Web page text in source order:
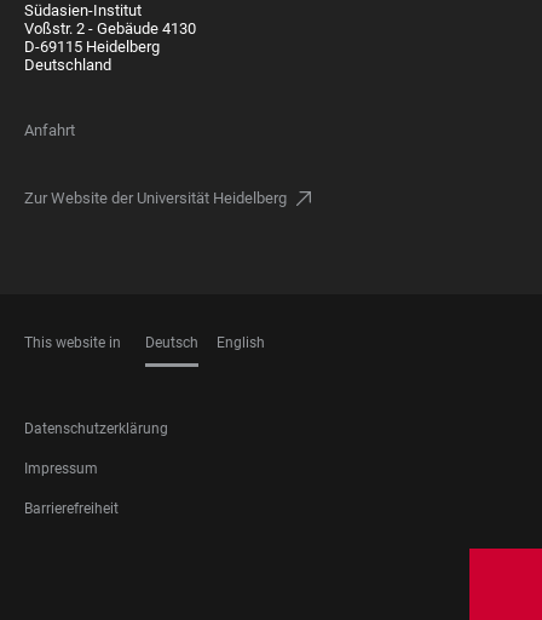
Südasien-Institut
Voßstr. 2 - Gebäude 4130
D-69115 Heidelberg
Deutschland
Anfahrt
Zur Website der Universität Heidelberg
This website in Deutsch English
FOOTER
LEGAL
Datenschutzerklärung
Impressum
Barrierefreiheit